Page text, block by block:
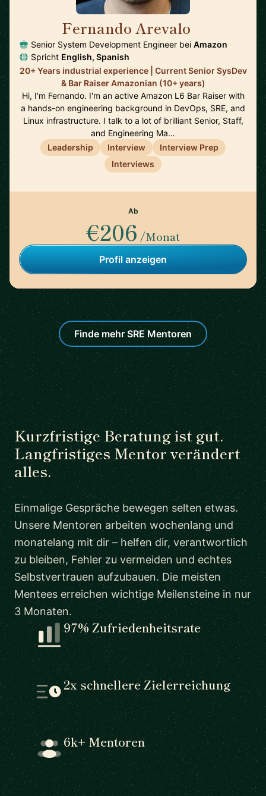
Fernando Arevalo
Senior System Development Engineer bei Amazon
Spricht English, Spanish
20+ Years industrial experience | Current Senior SysDev
& Bar Raiser Amazonian (10+ years)
Hi, I'm Fernando. I'm an active Amazon L6 Bar Raiser with
a hands-on engineering background in DevOps, SRE, and
Linux infrastructure. I talk to a lot of brilliant Senior, Staff,
and Engineering Ma…
Leadership
Interview
Interview Prep
Interviews
Ab
€206 /Monat
Profil anzeigen
Finde mehr SRE Mentoren
Kurzfristige Beratung ist gut.
Langfristiges Mentor verändert
alles.
Einmalige Gespräche bewegen selten etwas.
Unsere Mentoren arbeiten wochenlang und
monatelang mit dir – helfen dir, verantwortlich
zu bleiben, Fehler zu vermeiden und echtes
Selbstvertrauen aufzubauen. Die meisten
Mentees erreichen wichtige Meilensteine in nur
3 Monaten.
97% Zufriedenheitsrate
2x schnellere Zielerreichung
6k+ Mentoren